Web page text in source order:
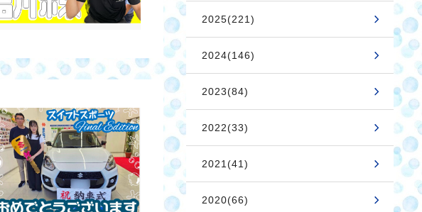
2025(221)
2024(146)
2023(84)
2022(33)
2021(41)
2020(66)